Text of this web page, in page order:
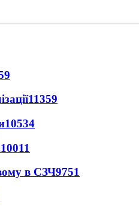
11359
10534
10011
в СЗЧ9751